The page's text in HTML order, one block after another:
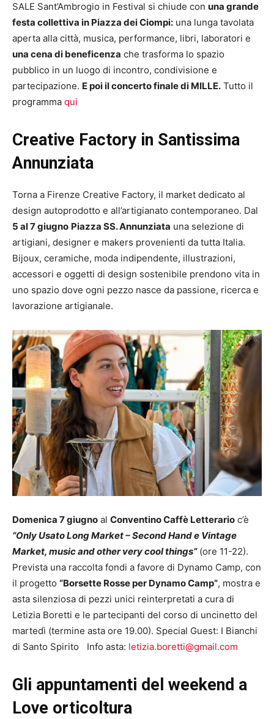
SALE Sant’Ambrogio in Festival si chiude con una grande
festa collettiva in Piazza dei Ciompi: una lunga tavolata
aperta alla città, musica, performance, libri, laboratori e
una cena di beneficenza che trasforma lo spazio
pubblico in un luogo di incontro, condivisione e
partecipazione. E poi il concerto finale di MILLE. Tutto il
programma qui
Creative Factory in Santissima
Annunziata
Torna a Firenze Creative Factory, il market dedicato al
design autoprodotto e all’artigianato contemporaneo. Dal
5 al 7 giugno Piazza SS. Annunziata una selezione di
artigiani, designer e makers provenienti da tutta Italia.
Bijoux, ceramiche, moda indipendente, illustrazioni,
accessori e oggetti di design sostenibile prendono vita in
uno spazio dove ogni pezzo nasce da passione, ricerca e
lavorazione artigianale.
Domenica 7 giugno al Conventino Caffè Letterario c’è
“Only Usato Long Market – Second Hand e Vintage
Market, music and other very cool things” (ore 11-22).
Prevista una raccolta fondi a favore di Dynamo Camp, con
il progetto “Borsette Rosse per Dynamo Camp”, mostra e
asta silenziosa di pezzi unici reinterpretati a cura di
Letizia Boretti e le partecipanti del corso di uncinetto del
martedì (termine asta ore 19.00). Special Guest: I Bianchi
di Santo Spirito Info asta: letizia.boretti@gmail.com
Gli appuntamenti del weekend a
Love orticoltura